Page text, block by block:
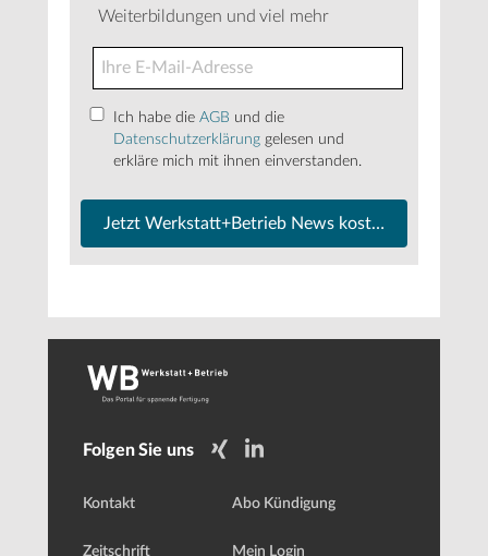
Weiterbildungen und viel mehr
Ich habe die AGB und die
Datenschutzerklärung gelesen und
erkläre mich mit ihnen einverstanden.
Jetzt Werkstatt+Betrieb News kostenfrei
Folgen Sie uns
Kontakt
Zeitschrift
Abo Kündigung
Mein Login